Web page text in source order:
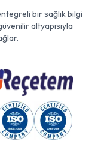
bir sağlık bilgi
altyapısıyla